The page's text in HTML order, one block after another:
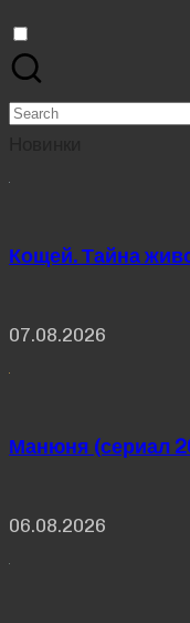
Search
Кощей. Тайна
07.08.2026
Манюня (сериал
06.08.2026